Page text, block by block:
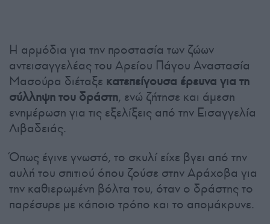
Η αρμόδια για την προστασία των ζώων
αντεισαγγελέας του Αρείου Πάγου Αναστασία
Μασούρα διέταξε κατεπείγουσα έρευνα για τη
σύλληψη του δράστη, ενώ ζήτησε και άμεση
ενημέρωση για τις εξελίξεις από την Εισαγγελία
Λιβαδειάς.
Όπως έγινε γνωστό, το σκυλί είχε βγει από την
αυλή του σπιτιού όπου ζούσε στην Αράχοβα για
την καθιερωμένη βόλτα του, όταν ο δράστης το
παρέσυρε με κάποιο τρόπο και το απομάκρυνε.